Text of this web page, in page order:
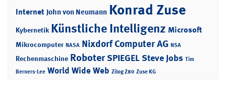
Internet John von Neumann Konrad Zuse
Kybernetik Künstliche Intelligenz Microsoft
Mikrocomputer NASA Nixdorf Computer AG NSA
Rechenmaschine RoboterSPIEGELSteve Jobs Tim
Berners-Lee World Wide Web Zilog Z80 Zuse KG